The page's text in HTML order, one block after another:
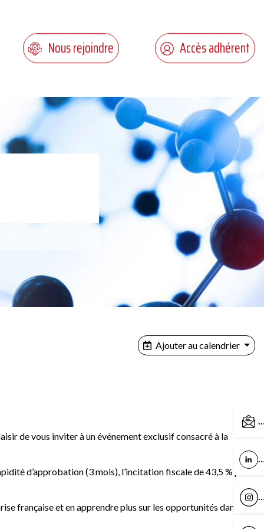
Nous rejoindre Accès adhérent
Ajouter au calendrier
de vous inviter à un événement exclusif consacré à la
d’approbation (3 mois), l’incitation fiscale de 43,5 % pour
française et en apprendre plus sur les opportunités dans le